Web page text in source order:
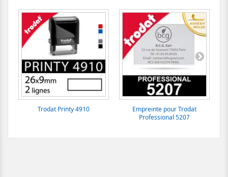
Trodat Printy 4910
Empreinte pour Trodat
Professional 5207